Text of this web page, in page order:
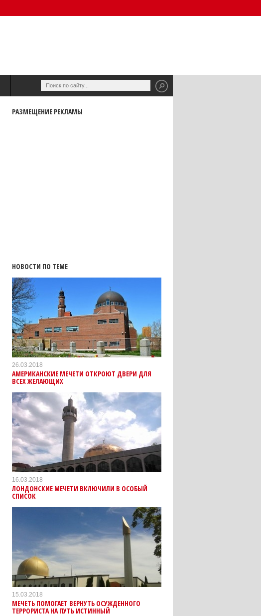
РАЗМЕЩЕНИЕ РЕКЛАМЫ
НОВОСТИ ПО ТЕМЕ
26.03.2018
АМЕРИКАНСКИЕ МЕЧЕТИ ОТКРОЮТ ДВЕРИ ДЛЯ
ВСЕХ ЖЕЛАЮЩИХ
16.03.2018
ЛОНДОНСКИЕ МЕЧЕТИ ВКЛЮЧИЛИ В ОСОБЫЙ
СПИСОК
15.03.2018
МЕЧЕТЬ ПОМОГАЕТ ВЕРНУТЬ ОСУЖДЕННОГО
ТЕРРОРИСТА НА ПУТЬ ИСТИННЫЙ